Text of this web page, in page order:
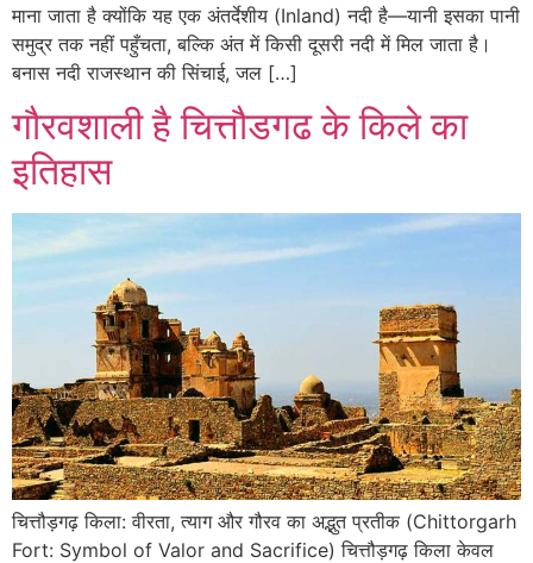
माना जाता है क्योंकि यह एक अंतर्देशीय (Inland) नदी है—यानी इसका पानी
समुद्र तक नहीं पहुँचता, बल्कि अंत में किसी दूसरी नदी में मिल जाता है।
बनास नदी राजस्थान की सिंचाई, जल […]
गौरवशाली है चित्तौडगढ के किले का
इतिहास
चित्तौड़गढ़ किला: वीरता, त्याग और गौरव का अद्भुत प्रतीक (Chittorgarh
Fort: Symbol of Valor and Sacrifice) चित्तौड़गढ़ किला केवल